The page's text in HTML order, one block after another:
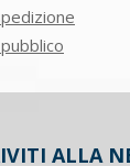
ALLA